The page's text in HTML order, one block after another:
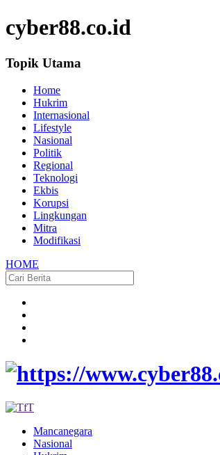
cyber88.co.id
Topik Utama
Home
Hukrim
Internasional
Lifestyle
Nasional
Politik
Regional
Teknologi
Ekbis
Korupsi
Lingkungan
Mitra
Modifikasi
HOME
Mancanegara
Nasional